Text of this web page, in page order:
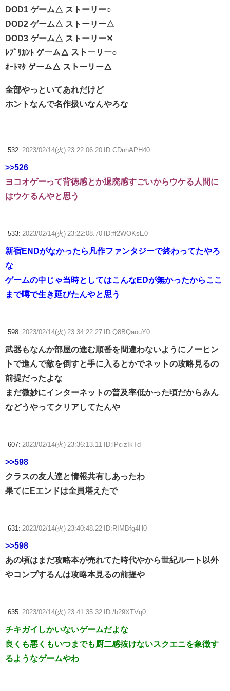
DOD1 ゲーム△ ストーリー○
DOD2 ゲーム△ ストーリー△
DOD3 ゲーム△ ストーリー✕
ﾚﾌﾟﾘｶﾝﾄ ゲーム△ ストーリー○
ｵｰﾄﾏﾀ ゲーム△ ストーリー△
全部やっといてあれだけど
ホントなんで名作扱いなんやろな
532: 2023/02/14(火) 23:22:06.20 ID:CDnhAPH40
>>526
ヨコオゲーって背徳感とか退廃感すごいからウケる人間に
はウケるんやと思う
533: 2023/02/14(火) 23:22:08.70 ID:ff2WOKsE0
新宿ENDがなかったら凡作ファンタジーで終わってたやろ
な
ゲームの中じゃ当時としてはこんなEDが無かったからここ
まで噂で生き延びたんやと思う
598: 2023/02/14(火) 23:34:22.27 ID:Q8BQaouY0
武器もなんか部屋の進む順番を間違わないようにノーヒン
トで進んで敵を倒すと手に入るとかでネットの攻略見るの
前提だったよな
まだ微妙にインターネットの普及率低かった頃だからみん
などうやってクリアしてたんや
607: 2023/02/14(火) 23:36:13.11 ID:lPcizIkTd
>>598
クラスの友人達と情報共有しあったわ
果てにEエンドは全員堪えたで
631: 2023/02/14(火) 23:40:48.22 ID:RIMBfg4H0
>>598
あの頃はまだ攻略本が売れてた時代やから世紀ルート以外
やコンプするんは攻略本見るの前提や
635: 2023/02/14(火) 23:41:35.32 ID:/b29XTVq0
チキガイしかいないゲームだよな
良くも悪くもいつまでも厨二感抜けないスクエニを象徴す
るようなゲームやわ